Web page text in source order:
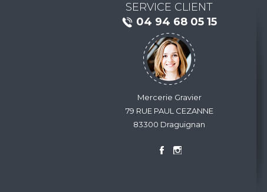
SERVICE CLIENT
04 94 68 05 15
Mercerie Gravier
79 RUE PAUL CEZANNE
83300 Draguignan